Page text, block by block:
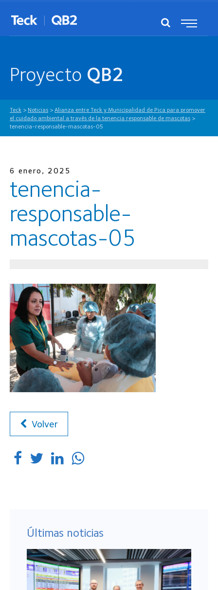
Proyecto QB2
Teck > Noticias > Alianza entre Teck y Municipalidad de Pica para promover
el cuidado ambiental a través de la tenencia responsable de mascotas >
tenencia-responsable-mascotas-05
6 enero, 2025
tenencia-
responsable-
mascotas-05
Volver
Últimas noticias